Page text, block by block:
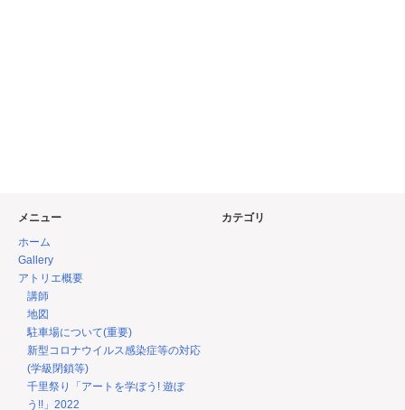
メニュー
ホーム
Gallery
アトリエ概要
講師
地図
駐車場について(重要)
新型コロナウイルス感染症等の対応
(学級閉鎖等)
千里祭り「アートを学ぼう! 遊ぼ
う!!」2022
カテゴリ